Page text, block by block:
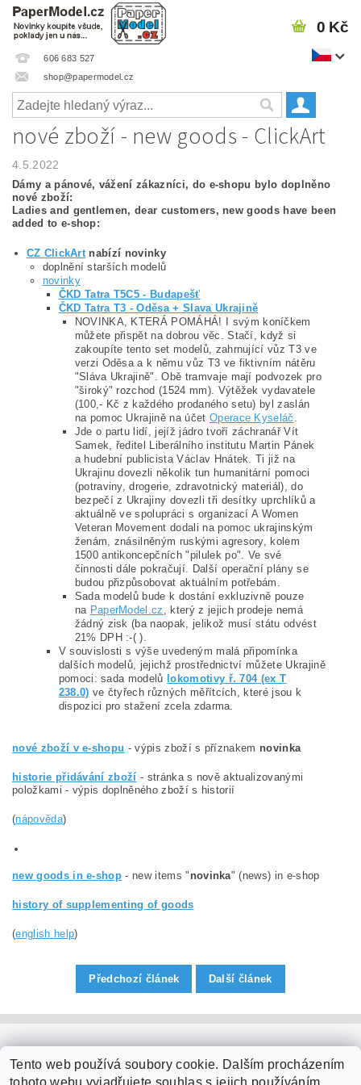
606 683 527
shop@papermodel.cz
0 Kč
nové zboží - new goods - ClickArt
4.5.2022
Dámy a pánové, vážení zákazníci, do e-shopu bylo doplněno
nové zboží:
Ladies and gentlemen, dear customers, new goods have been
added to e-shop:
CZ ClickArtnabízí novinky
doplnění starších modelů
novinky
ČKD Tatra T5C5 - Budapešť
ČKD Tatra T3 - Oděsa + Slava Ukrajině
NOVINKA, KTERÁ POMÁHÁ! I svým koníčkem
můžete přispět na dobrou věc. Stačí, když si
zakoupíte tento set modelů, zahrnující vůz T3 ve
verzi Oděsa a k němu vůz T3 ve fiktivním nátěru
"Sláva Ukrajině". Obě tramvaje mají podvozek pro
"široký" rozchod (1524 mm). Výtěžek vydavatele
(100,- Kč z každého prodaného setu) byl zaslán
na pomoc Ukrajině na účet Operace Kyseláč .
Jde o partu lidí, jejíž jádro tvoří záchranář Vít
Samek, ředitel Liberálního institutu Martin Pánek
a hudební publicista Václav Hnátek. Ti již na
Ukrajinu dovezli několik tun humanitární pomoci
(potraviny, drogerie, zdravotnický materiál), do
bezpečí z Ukrajiny dovezli tři desítky uprchlíků a
aktuálně ve spolupráci s organizací A Women
Veteran Movement dodali na pomoc ukrajinským
ženám, znásilněným ruskými agresory, kolem
1500 antikoncepčních "pilulek po". Ve své
činnosti dále pokračují. Další operační plány se
budou přizpůsobovat aktuálním potřebám.
Sada modelů bude k dostání exkluzivně pouze
na PaperModel.cz , který z jejich prodeje nemá
žádný zisk (ba naopak, jelikož musí státu odvést
21% DPH :-( ).
V souvislosti s výše uvedeným malá připomínka
dalších modelů, jejichž prostřednictví můžete Ukrajině
pomoci: sada modelů lokomotivy ř. 704 (ex T
238.0) ve čtyřech různých měřítcích, které jsou k
dispozici pro stažení zcela zdarma.
nové zboží v e-shopu - výpis zboží s příznakem novinka
historie přidávání zboží - stránka s nově aktualizovanými
položkami - výpis doplněného zboží s historií
(nápověda)
new goods in e-shop - new items " novinka" (news) in e-shop
history of supplementing of goods
(english help)
Předchozí článek Další článek
Tento web používá soubory cookie. Dalším procházením
tohoto webu vyjadřujete souhlas s jejich používáním.